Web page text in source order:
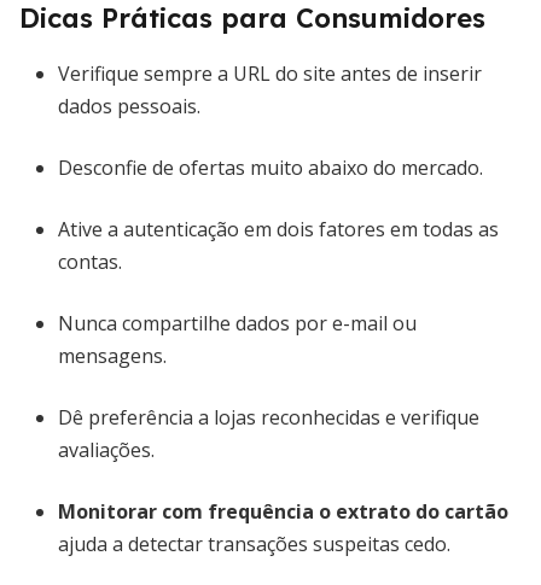
Dicas Práticas para Consumidores
Verifique sempre a URL do site antes de inserir
dados pessoais.
Desconfie de ofertas muito abaixo do mercado.
Ative a autenticação em dois fatores em todas as
contas.
Nunca compartilhe dados por e-mail ou
mensagens.
Dê preferência a lojas reconhecidas e verifique
avaliações.
Monitorar com frequência o extrato do cartão
ajuda a detectar transações suspeitas cedo.